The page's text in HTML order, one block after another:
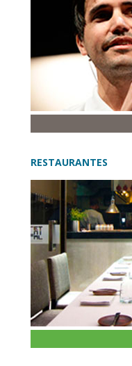
RESTAURANTES